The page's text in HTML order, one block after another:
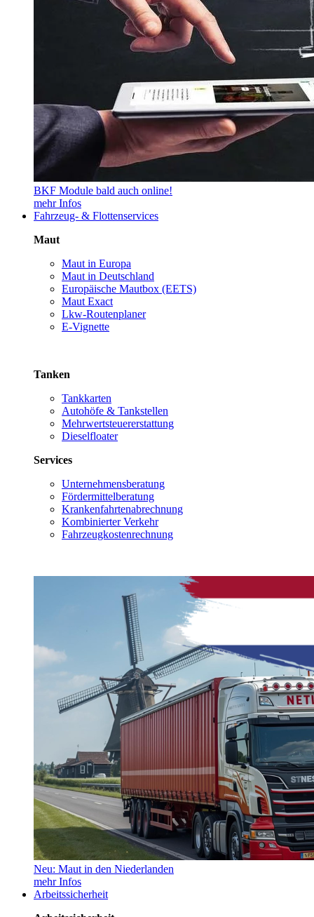
BKF Module bald auch online!
mehr Infos
Fahrzeug- & Flottenservices
Maut
Maut in Europa
Maut in Deutschland
Europäische Mautbox (EETS)
Maut Exact
Lkw-Routenplaner
E-Vignette
Tanken
Tankkarten
Autohöfe & Tankstellen
Mehrwertsteuererstattung
Dieselfloater
Services
Unternehmensberatung
Fördermittelberatung
Krankenfahrtenabrechnung
Kombinierter Verkehr
Fahrzeugkostenrechnung
Neu: Maut in den Niederlanden
mehr Infos
Arbeitssicherheit